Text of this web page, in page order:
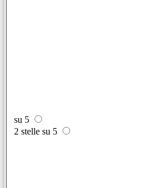
su 5
2 stelle su 5